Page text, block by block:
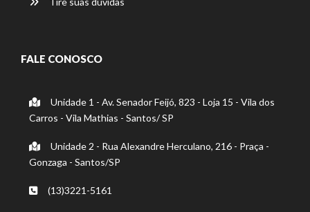
FALE CONOSCO
Unidade 1 - Av. Senador Feijó, 823 - Loja 15 - Vila dos
Carros - Vila Mathias - Santos/ SP
Unidade 2 - Rua Alexandre Herculano, 216 - Praça -
Gonzaga - Santos/SP
(13)3221-5161